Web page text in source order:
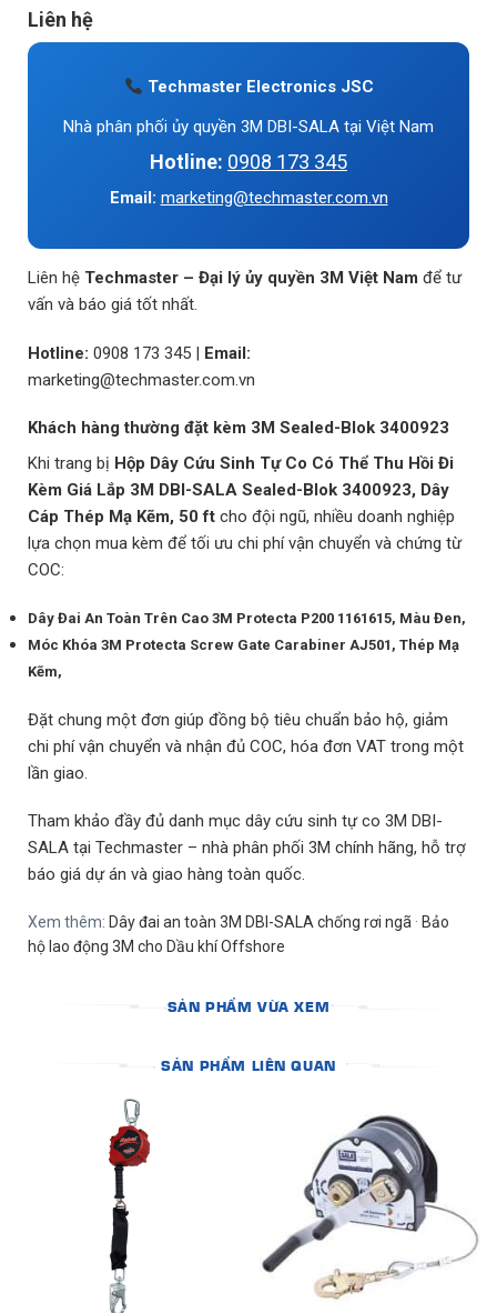
Liên hệ
Techmaster Electronics JSC
Nhà phân phối ủy quyền 3M DBI-SALA tại Việt Nam
Hotline: 0908 173 345
Email: marketing@techmaster.com.vn
Liên hệ Techmaster – Đại lý ủy quyền 3M Việt Nam để tư
vấn và báo giá tốt nhất.
Hotline: 0908 173 345 | Email:
marketing@techmaster.com.vn
Khách hàng thường đặt kèm 3M Sealed-Blok 3400923
Khi trang bị Hộp Dây Cứu Sinh Tự Co Có Thể Thu Hồi Đi
Kèm Giá Lắp 3M DBI-SALA Sealed-Blok 3400923, Dây
Cáp Thép Mạ Kẽm, 50 ft cho đội ngũ, nhiều doanh nghiệp
lựa chọn mua kèm để tối ưu chi phí vận chuyển và chứng từ
COC:
Dây Đai An Toàn Trên Cao 3M Protecta P200 1161615, Màu Đen,
Móc Khóa 3M Protecta Screw Gate Carabiner AJ501, Thép Mạ
Kẽm,
Đặt chung một đơn giúp đồng bộ tiêu chuẩn bảo hộ, giảm
chi phí vận chuyển và nhận đủ COC, hóa đơn VAT trong một
lần giao.
Tham khảo đầy đủ danh mục dây cứu sinh tự co 3M DBI-
SALA tại Techmaster – nhà phân phối 3M chính hãng, hỗ trợ
báo giá dự án và giao hàng toàn quốc.
Xem thêm: Dây đai an toàn 3M DBI-SALA chống rơi ngã · Bảo
hộ lao động 3M cho Dầu khí Offshore
SẢN PHẨM VỪA XEM
SẢN PHẨM LIÊN QUAN